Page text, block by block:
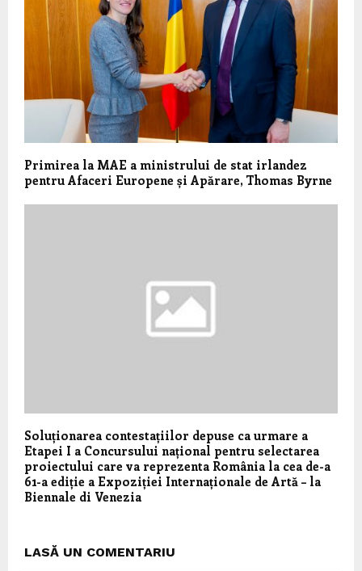
Primirea la MAE a ministrului de stat irlandez
pentru Afaceri Europene și Apărare, Thomas Byrne
Soluționarea contestațiilor depuse ca urmare a
Etapei I a Concursului național pentru selectarea
proiectului care va reprezenta România la cea de-a
61-a ediție a Expoziției Internaționale de Artă – la
Biennale di Venezia
LASĂ UN COMENTARIU